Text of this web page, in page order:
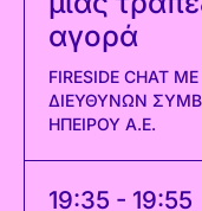
αγορά
FIRESIDE CHAT
ΔΙΕΥΘΎΝΩΝ
ΗΠΕΊΡΟΥ A.E.
19:35 - 19:55